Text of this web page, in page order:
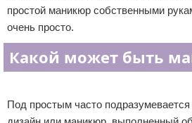
Прически
Разное
Хирургия
простой маникюр собственными
очень просто.
Какой может быть
Под простым часто